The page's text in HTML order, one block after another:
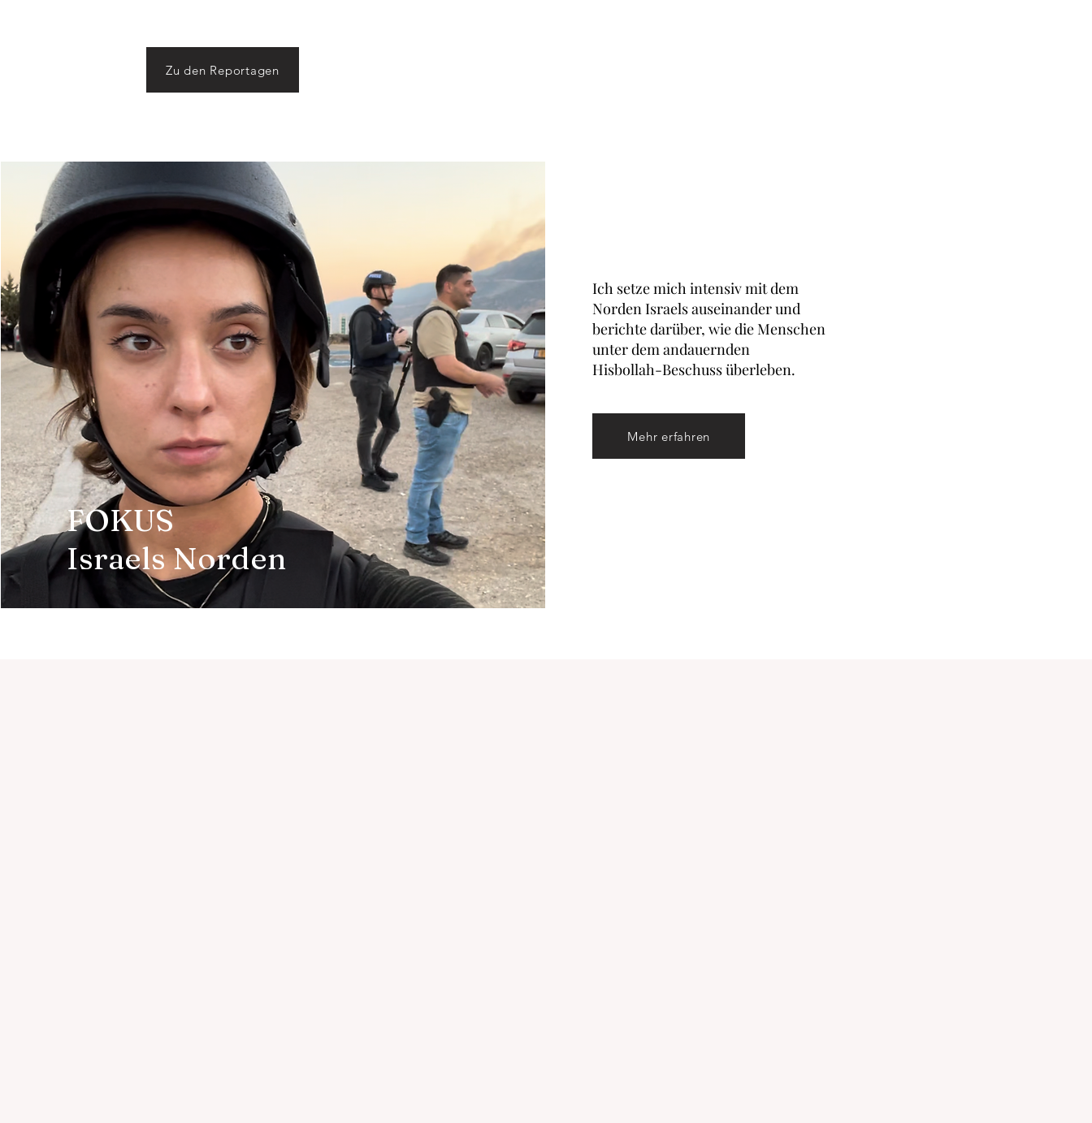
Zu den Reportagen
FOKUS
Israels Norden
Ich setze mich intensiv mit dem
Norden Israels auseinander und
berichte darüber, wie die Menschen
unter dem andauernden
Hisbollah-Beschuss überleben.
Mehr erfahren